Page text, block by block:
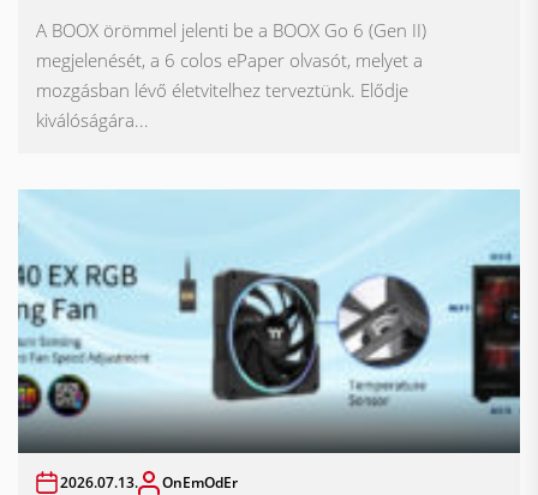
A BOOX örömmel jelenti be a BOOX Go 6 (Gen II)
megjelenését, a 6 colos ePaper olvasót, melyet a
mozgásban lévő életvitelhez terveztünk. Elődje
kiválóságára...
2026.07.13. OnEmOdEr